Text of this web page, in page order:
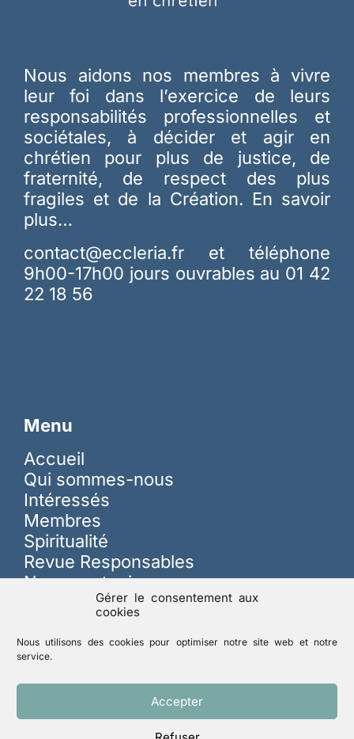
Gérer le consentement aux
cookies
Nous utilisons des cookies pour optimiser notre site web et notre
service.
Accepter
Nous aidons nos membres à vivre
leur foi dans l’exercice de leurs
responsabilités professionnelles et
sociétales, à décider et agir en
chrétien pour plus de justice, de
fraternité, de respect des plus
fragiles et de la Création. En savoir
plus…
contact@eccleria.fr et téléphone
9h00-17h00 jours ouvrables au 01 42
22 18 56
Menu
Accueil
Qui sommes-nous
Intéressés
Membres
Spiritualité
Revue Responsables
Nous soutenir
Lutte contre les abus